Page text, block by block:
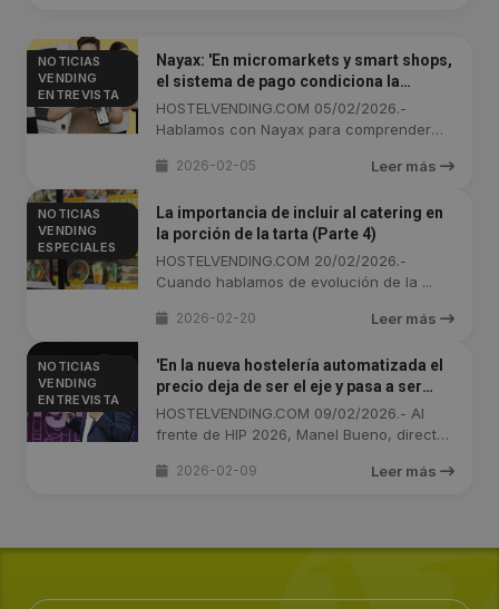
NOTICIAS
VENDING
ENTREVISTA
Nayax: 'En micromarkets y smart shops,
el sistema de pago condiciona la
alianza'
HOSTELVENDING.COM 05/02/2026.-
Hablamos con Nayax para comprender
2026-02-05 Leer más
NOTICIAS
VENDING
ESPECIALES
La importancia de incluir al catering en
la porción de la tarta (Parte 4)
HOSTELVENDING.COM 20/02/2026.-
Cuando hablamos de evolución de la ...
2026-02-20 Leer más
NOTICIAS
VENDING
ENTREVISTA
'En la nueva hostelería automatizada el
precio deja de ser el eje y pasa a ser
consecuencia del valor percibido'
HOSTELVENDING.COM 09/02/2026.- Al
frente de HIP 2026, Manel Bueno, director
2026-02-09 Leer más